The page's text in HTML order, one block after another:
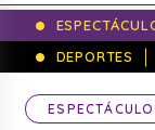
DEPORTES